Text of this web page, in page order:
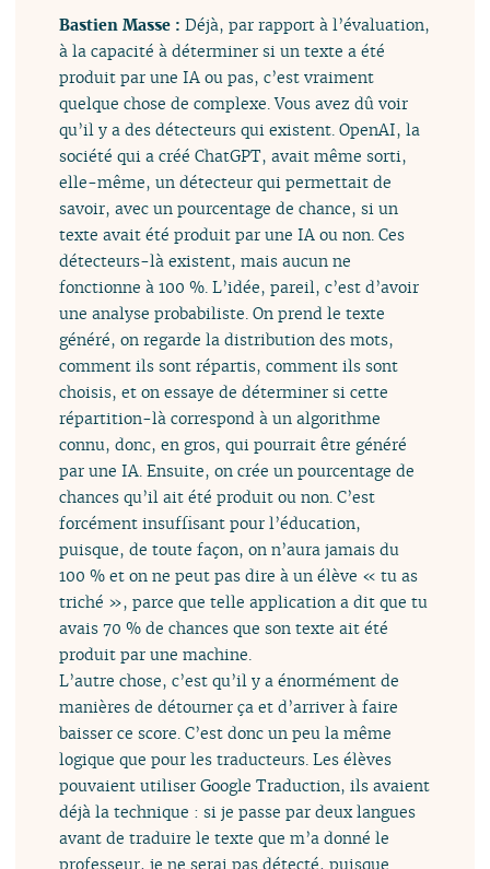
Bastien Masse :Déjà, par rapport à l’évaluation,
à la capacité à déterminer si un texte a été
produit par une IA ou pas, c’est vraiment
quelque chose de complexe. Vous avez dû voir
qu’il y a des détecteurs qui existent. OpenAI, la
société qui a créé ChatGPT, avait même sorti,
elle-même, un détecteur qui permettait de
savoir, avec un pourcentage de chance, si un
texte avait été produit par une IA ou non. Ces
détecteurs-là existent, mais aucun ne
fonctionne à 100 %. L’idée, pareil, c’est d’avoir
une analyse probabiliste. On prend le texte
généré, on regarde la distribution des mots,
comment ils sont répartis, comment ils sont
choisis, et on essaye de déterminer si cette
répartition-là correspond à un algorithme
connu, donc, en gros, qui pourrait être généré
par une IA. Ensuite, on crée un pourcentage de
chances qu’il ait été produit ou non. C’est
forcément insuffisant pour l’éducation,
puisque, de toute façon, on n’aura jamais du
100 % et on ne peut pas dire à un élève « tu as
triché », parce que telle application a dit que tu
avais 70 % de chances que son texte ait été
produit par une machine.
L’autre chose, c’est qu’il y a énormément de
manières de détourner ça et d’arriver à faire
baisser ce score. C’est donc un peu la même
logique que pour les traducteurs. Les élèves
pouvaient utiliser Google Traduction, ils avaient
déjà la technique : si je passe par deux langues
avant de traduire le texte que m’a donné le
professeur, je ne serai pas détecté, puisque